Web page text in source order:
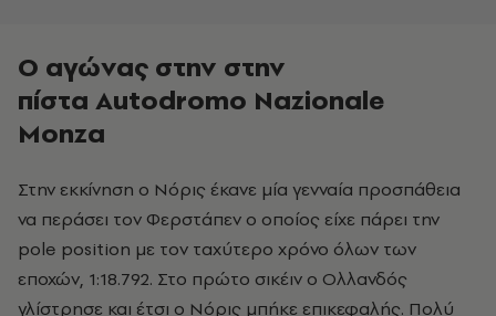
Ο αγώνας στην στην
πίστα Autodromo Nazionale
Monza
Στην εκκίνηση ο Νόρις έκανε μία γενναία προσπάθεια
να περάσει τον Φερστάπεν ο οποίος είχε πάρει την
pole position με τον ταχύτερο χρόνο όλων των
εποχών, 1:18.792. Στο πρώτο σικέιν ο Ολλανδός
γλίστρησε και έτσι ο Νόρις μπήκε επικεφαλής. Πολύ